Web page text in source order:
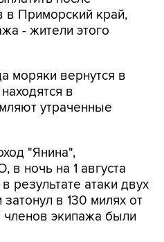
Приморский край,
- жители этого
моряки вернутся в
в
утраченные
"Янина",
в ночь на 1 августа
результате атаки двух
в 130 милях от
членов экипажа были